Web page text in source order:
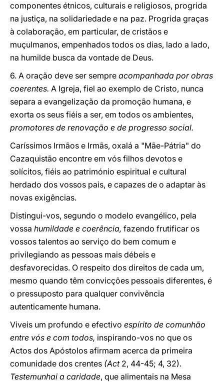
componentes étnicos, culturais e religiosos, progrida
na justiça, na solidariedade e na paz. Progrida graças
à colaboração, em particular, de cristãos e
muçulmanos, empenhados todos os dias, lado a lado,
na humilde busca da vontade de Deus.
6. A oração deve ser sempre acompanhada por obras
coerentes. A Igreja, fiel ao exemplo de Cristo, nunca
separa a evangelização da promoção humana, e
exorta os seus fiéis a ser, em todos os ambientes,
promotores de renovação e de progresso social.
Caríssimos Irmãos e Irmãs, oxalá a "Mãe-Pátria" do
Cazaquistão encontre em vós filhos devotos e
solícitos, fiéis ao património espiritual e cultural
herdado dos vossos pais, e capazes de o adaptar às
novas exigências.
Distingui-vos, segundo o modelo evangélico, pela
vossa humildade e coerência, fazendo frutificar os
vossos talentos ao serviço do bem comum e
privilegiando as pessoas mais débeis e
desfavorecidas. O respeito dos direitos de cada um,
mesmo quando têm convicções pessoais diferentes, é
o pressuposto para qualquer convivência
autenticamente humana.
Viveis um profundo e efectivo espírito de comunhão
entre vós e com todos, inspirando-vos no que os
Actos dos Apóstolos afirmam acerca da primeira
comunidade dos crentes (Act 2, 44-45; 4, 32).
Testemunhai a caridade, que alimentais na Mesa